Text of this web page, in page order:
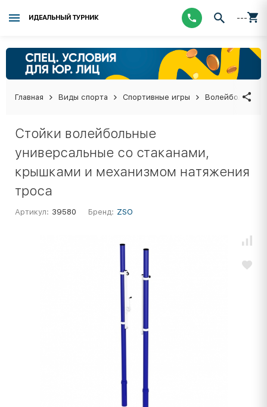
ИДЕАЛЬНЫЙ ТУРНИК ---
Главная Виды спорта Спортивные игры Волейбол
Стойки волейбольные
универсальные со стаканами,
крышками и механизмом натяжения
троса
Артикул: 39580 Бренд: ZSO